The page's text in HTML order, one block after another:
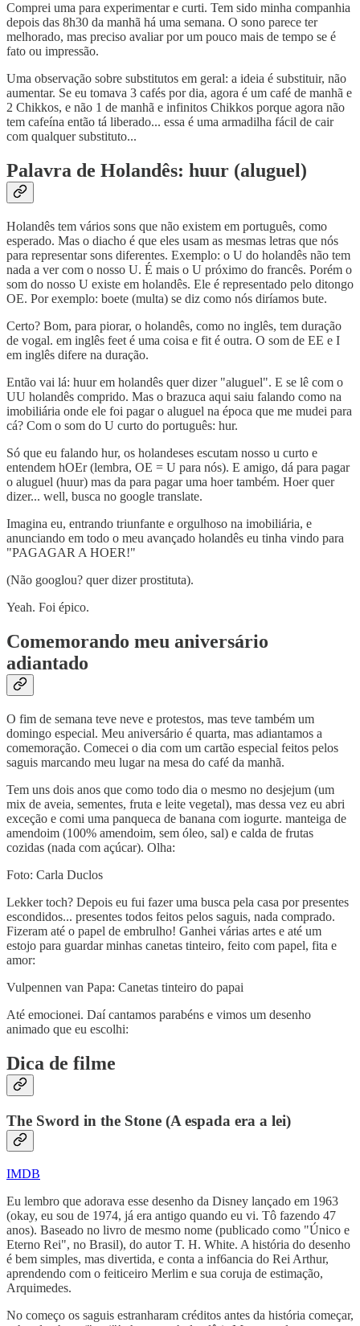
Comprei uma para experimentar e curti. Tem sido minha companhia
depois das 8h30 da manhã há uma semana. O sono parece ter
melhorado, mas preciso avaliar por um pouco mais de tempo se é
fato ou impressão.
Uma observação sobre substitutos em geral: a ideia é substituir, não
aumentar. Se eu tomava 3 cafés por dia, agora é um café de manhã e
2 Chikkos, e não 1 de manhã e infinitos Chikkos porque agora não
tem cafeína então tá liberado... essa é uma armadilha fácil de cair
com qualquer substituto...
Palavra de Holandês: huur (aluguel)
Holandês tem vários sons que não existem em português, como
esperado. Mas o diacho é que eles usam as mesmas letras que nós
para representar sons diferentes. Exemplo: o U do holandês não tem
nada a ver com o nosso U. É mais o U próximo do francês. Porém o
som do nosso U existe em holandês. Ele é representado pelo ditongo
OE. Por exemplo: boete (multa) se diz como nós diríamos bute.
Certo? Bom, para piorar, o holandês, como no inglês, tem duração
de vogal. em inglês feet é uma coisa e fit é outra. O som de EE e I
em inglês difere na duração.
Então vai lá: huur em holandês quer dizer "aluguel". E se lê com o
UU holandês comprido. Mas o brazuca aqui saiu falando como na
imobiliária onde ele foi pagar o aluguel na época que me mudei para
cá? Com o som do U curto do português: hur.
Só que eu falando hur, os holandeses escutam nosso u curto e
entendem hOEr (lembra, OE = U para nós). E amigo, dá para pagar
o aluguel (huur) mas da para pagar uma hoer também. Hoer quer
dizer... well, busca no google translate.
Imagina eu, entrando triunfante e orgulhoso na imobiliária, e
anunciando em todo o meu avançado holandês eu tinha vindo para
"PAGAGAR A HOER!"
(Não googlou? quer dizer prostituta).
Yeah. Foi épico.
Comemorando meu aniversário
adiantado
O fim de semana teve neve e protestos, mas teve também um
domingo especial. Meu aniversário é quarta, mas adiantamos a
comemoração. Comecei o dia com um cartão especial feitos pelos
saguis marcando meu lugar na mesa do café da manhã.
Tem uns dois anos que como todo dia o mesmo no desjejum (um
mix de aveia, sementes, fruta e leite vegetal), mas dessa vez eu abri
exceção e comi uma panqueca de banana com iogurte. manteiga de
amendoim (100% amendoim, sem óleo, sal) e calda de frutas
cozidas (nada com açúcar). Olha:
Foto: Carla Duclos
Lekker toch? Depois eu fui fazer uma busca pela casa por presentes
escondidos... presentes todos feitos pelos saguis, nada comprado.
Fizeram até o papel de embrulho! Ganhei várias artes e até um
estojo para guardar minhas canetas tinteiro, feito com papel, fita e
amor:
Vulpennen van Papa: Canetas tinteiro do papai
Até emocionei. Daí cantamos parabéns e vimos um desenho
animado que eu escolhi:
Dica de filme
The Sword in the Stone (A espada era a lei)
IMDB
Eu lembro que adorava esse desenho da Disney lançado em 1963
(okay, eu sou de 1974, já era antigo quando eu vi. Tô fazendo 47
anos). Baseado no livro de mesmo nome (publicado como "Único e
Eterno Rei", no Brasil), do autor T. H. White. A história do desenho
é bem simples, mas divertida, e conta a inf6ancia do Rei Arthur,
aprendendo com o feiticeiro Merlim e sua coruja de estimação,
Arquimedes.
No começo os saguis estranharam créditos antes da história começar,